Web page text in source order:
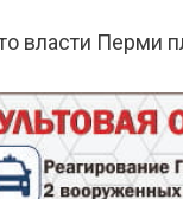
власти Перми